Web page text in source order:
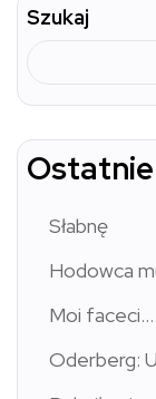
Szukaj
Słabnę
Hodowca
Moi faceci…
Oderberg: